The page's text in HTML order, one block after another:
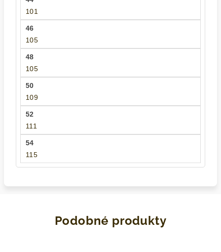
101
105
105
109
111
115
Podobné produkty